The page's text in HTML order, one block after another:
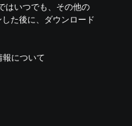
はいつでも、その他の
た後に、ダウンロード
報について